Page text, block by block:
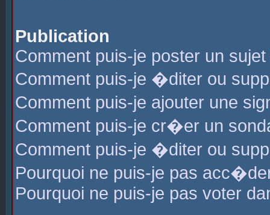
Publication
Comment puis-je poster un
Comment puis-je �diter ou
Comment puis-je ajouter une
Comment puis-je cr�er un
Comment puis-je �diter ou
Pourquoi ne puis-je pas
Pourquoi ne puis-je pas voter